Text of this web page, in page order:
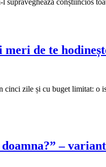
meri de te
cinci zile și cu buget limitat: o
–